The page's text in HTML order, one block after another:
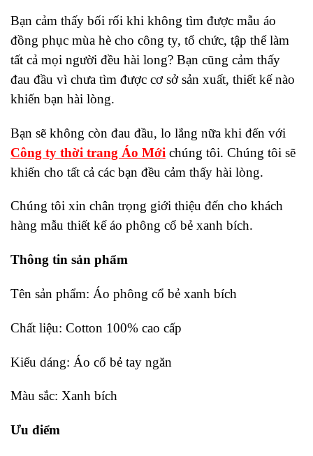
Bạn cảm thấy bối rối khi không tìm được mẫu áo
đồng phục mùa hè cho công ty, tổ chức, tập thể làm
tất cả mọi người đều hài long? Bạn cũng cảm thấy
đau đầu vì chưa tìm được cơ sở sản xuất, thiết kế nào
khiến bạn hài lòng.
Bạn sẽ không còn đau đầu, lo lắng nữa khi đến với
Công ty thời trang Áo Mới chúng tôi. Chúng tôi sẽ
khiến cho tất cả các bạn đều cảm thấy hài lòng.
Chúng tôi xin chân trọng giới thiệu đến cho khách
hàng mẫu thiết kế áo phông cổ bẻ xanh bích.
Thông tin sản phẩm
Tên sản phẩm: Áo phông cổ bẻ xanh bích
Chất liệu: Cotton 100% cao cấp
Kiểu dáng: Áo cổ bẻ tay ngăn
Màu sắc: Xanh bích
Ưu điểm